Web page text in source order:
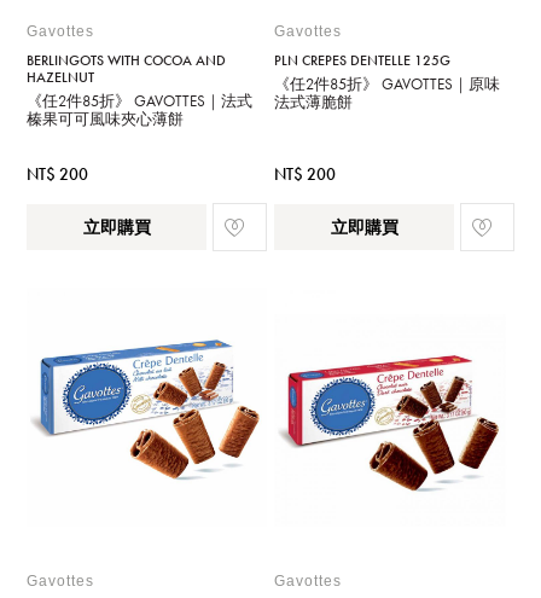
Gavottes
BERLINGOTS WITH COCOA AND
HAZELNUT
《任2件85折》 GAVOTTES｜法式
榛果可可風味夾心薄餅
NT$ 200
立即購買
Gavottes
PLN CREPES DENTELLE 125G
《任2件85折》 GAVOTTES｜原味
法式薄脆餅
NT$ 200
立即購買
Gavottes Gavottes